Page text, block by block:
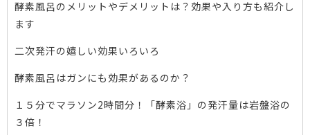
酵素風呂のメリットやデメリットは？効果や入り方も紹介し
ます
二次発汗の嬉しい効果いろいろ
酵素風呂はガンにも効果があるのか？
１５分でマラソン2時間分！「酵素浴」の発汗量は岩盤浴の
３倍！